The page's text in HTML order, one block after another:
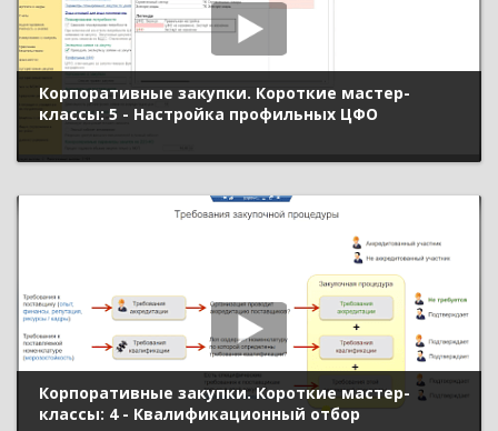
Корпоративные закупки. Короткие мастер-
классы: 5 - Настройка профильных ЦФО
Корпоративные закупки. Короткие мастер-
классы: 4 - Квалификационный отбор